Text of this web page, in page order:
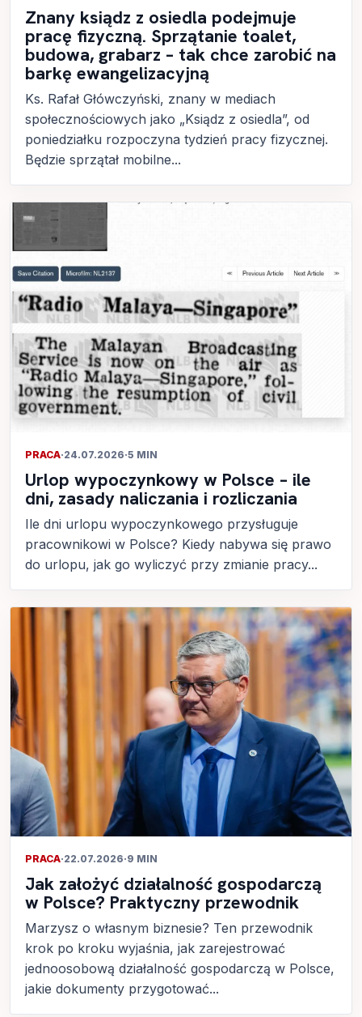
Znany ksiądz z osiedla podejmuje
pracę fizyczną. Sprzątanie toalet,
budowa, grabarz – tak chce zarobić na
barkę ewangelizacyjną
Ks. Rafał Główczyński, znany w mediach
społecznościowych jako „Ksiądz z osiedla”, od
poniedziałku rozpoczyna tydzień pracy fizycznej.
Będzie sprzątał mobilne...
PRACA·24.07.2026·5 MIN
Urlop wypoczynkowy w Polsce – ile
dni, zasady naliczania i rozliczania
Ile dni urlopu wypoczynkowego przysługuje
pracownikowi w Polsce? Kiedy nabywa się prawo
do urlopu, jak go wyliczyć przy zmianie pracy...
PRACA·22.07.2026·9 MIN
Jak założyć działalność gospodarczą
w Polsce? Praktyczny przewodnik
Marzysz o własnym biznesie? Ten przewodnik
krok po kroku wyjaśnia, jak zarejestrować
jednoosobową działalność gospodarczą w Polsce,
jakie dokumenty przygotować...